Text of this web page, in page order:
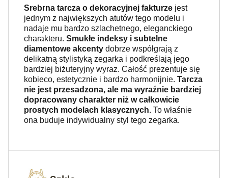
Srebrna tarcza o dekoracyjnej fakturze jest
jednym z największych atutów tego modelu i
nadaje mu bardzo szlachetnego, eleganckiego
charakteru. Smukłe indeksy i subtelne
diamentowe akcenty dobrze współgrają z
delikatną stylistyką zegarka i podkreślają jego
bardziej biżuteryjny wyraz. Całość prezentuje się
kobieco, estetycznie i bardzo harmonijnie. Tarcza
nie jest przesadzona, ale ma wyraźnie bardziej
dopracowany charakter niż w całkowicie
prostych modelach klasycznych. To właśnie
ona buduje indywidualny styl tego zegarka.